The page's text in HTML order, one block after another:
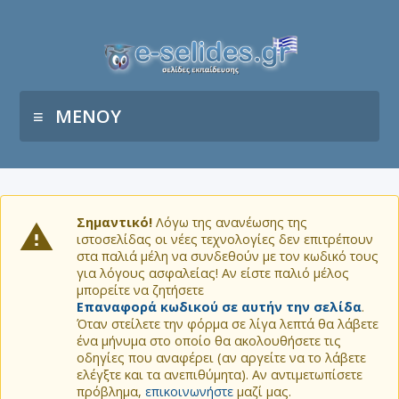
ΜΕΝΟΥ
Σημαντικό! Λόγω της ανανέωσης της
ιστοσελίδας οι νέες τεχνολογίες δεν επιτρέπουν
στα παλιά μέλη να συνδεθούν με τον κωδικό τους
για λόγους ασφαλείας! Αν είστε παλιό μέλος
μπορείτε να ζητήσετε
Επαναφορά κωδικού σε αυτήν την σελίδα.
Όταν στείλετε την φόρμα σε λίγα λεπτά θα λάβετε
ένα μήνυμα στο οποίο θα ακολουθήσετε τις
οδηγίες που αναφέρει (αν αργείτε να το λάβετε
ελέγξτε και τα ανεπιθύμητα). Αν αντιμετωπίσετε
πρόβλημα, επικοινωνήστε μαζί μας.